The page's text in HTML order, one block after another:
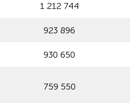
1 212 744
923 896
930 650
759 550